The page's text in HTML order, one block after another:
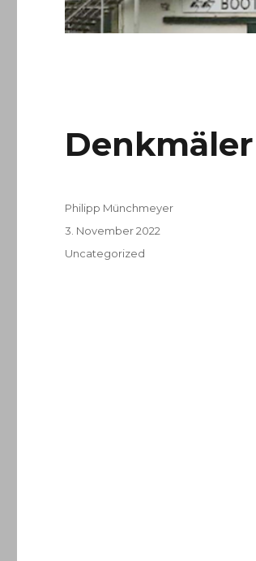
Denkmäler
Autor
Philipp Münchmeyer
Veröffentlicht
3. November 2022
Kategorien
Uncategorized